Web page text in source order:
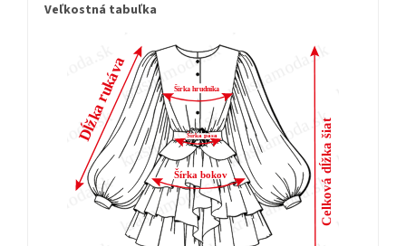
Veľkostná tabuľka